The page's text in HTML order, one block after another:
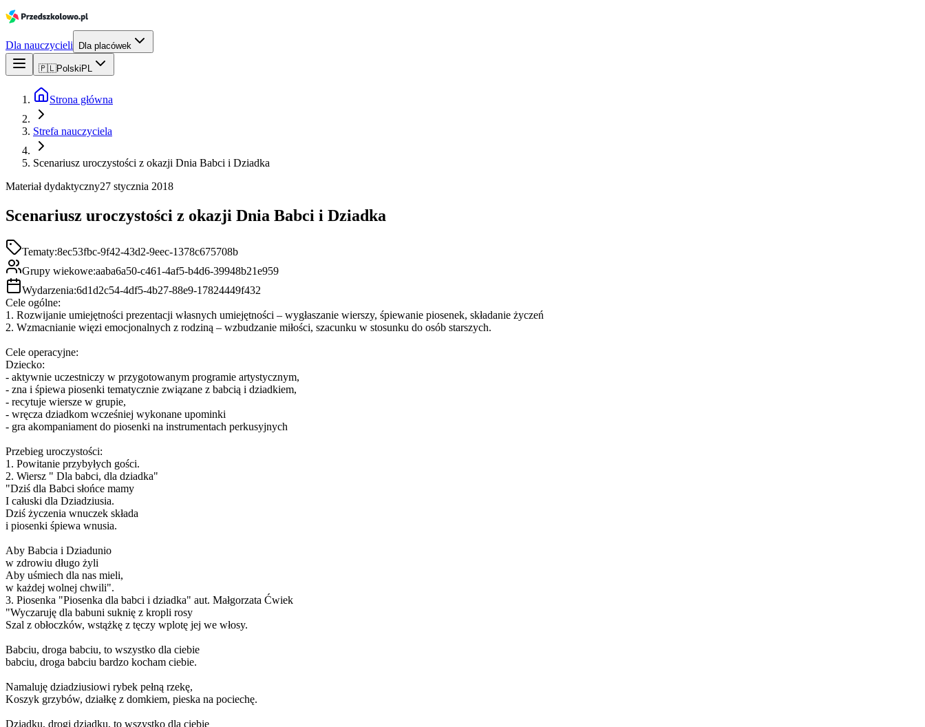
Dla nauczycieli Dla placówek
🇵🇱Polski PL
Strona główna
Strefa nauczyciela
Scenariusz uroczystości z okazji Dnia Babci i Dziadka
Materiał dydaktyczny27 stycznia 2018
Scenariusz uroczystości z okazji Dnia Babci i Dziadka
Tematy:8ec53fbc-9f42-43d2-9eec-1378c675708b
Grupy wiekowe:aaba6a50-c461-4af5-b4d6-39948b21e959
Wydarzenia:6d1d2c54-4df5-4b27-88e9-17824449f432
Cele ogólne:
1. Rozwijanie umiejętności prezentacji własnych umiejętności – wygłaszanie wierszy, śpiewanie piosenek, składanie życzeń
2. Wzmacnianie więzi emocjonalnych z rodziną – wzbudzanie miłości, szacunku w stosunku do osób starszych.
Cele operacyjne:
Dziecko:
- aktywnie uczestniczy w przygotowanym programie artystycznym,
- zna i śpiewa piosenki tematycznie związane z babcią i dziadkiem,
- recytuje wiersze w grupie,
- wręcza dziadkom wcześniej wykonane upominki
- gra akompaniament do piosenki na instrumentach perkusyjnych
Przebieg uroczystości:
1. Powitanie przybyłych gości.
2. Wiersz " Dla babci, dla dziadka"
"Dziś dla Babci słońce mamy
I całuski dla Dziadziusia.
Dziś życzenia wnuczek składa
i piosenki śpiewa wnusia.
Aby Babcia i Dziadunio
w zdrowiu długo żyli
Aby uśmiech dla nas mieli,
w każdej wolnej chwili".
3. Piosenka "Piosenka dla babci i dziadka" aut. Małgorzata Ćwiek
"Wyczaruję dla babuni suknię z kropli rosy
Szal z obłoczków, wstążkę z tęczy wplotę jej we włosy.
Babciu, droga babciu, to wszystko dla ciebie
babciu, droga babciu bardzo kocham ciebie.
Namaluję dziadziusiowi rybek pełną rzekę,
Koszyk grzybów, działkę z domkiem, pieska na pociechę.
Dziadku, drogi dziadku, to wszystko dla ciebie